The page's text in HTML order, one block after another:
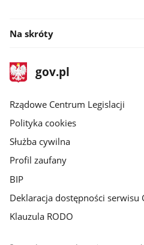
Na skróty
stopka
gov.plStrona
gov.pl
Rządowe Centrum Legislacji
Polityka cookies
Służba cywilna
Profil zaufany
BIP
Deklaracja dostępności serwisu
Klauzula RODO